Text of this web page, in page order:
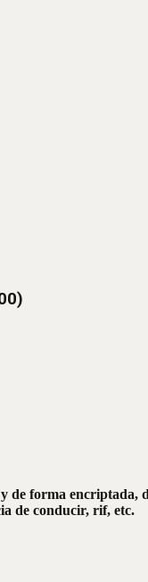
de forma
de conducir, rif, etc.